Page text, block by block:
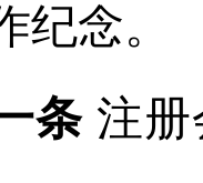
纪念。
条注册